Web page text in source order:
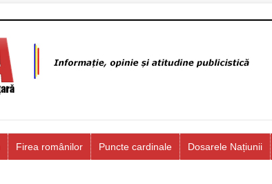
Firea românilor Puncte cardinale Dosarele Națiunii